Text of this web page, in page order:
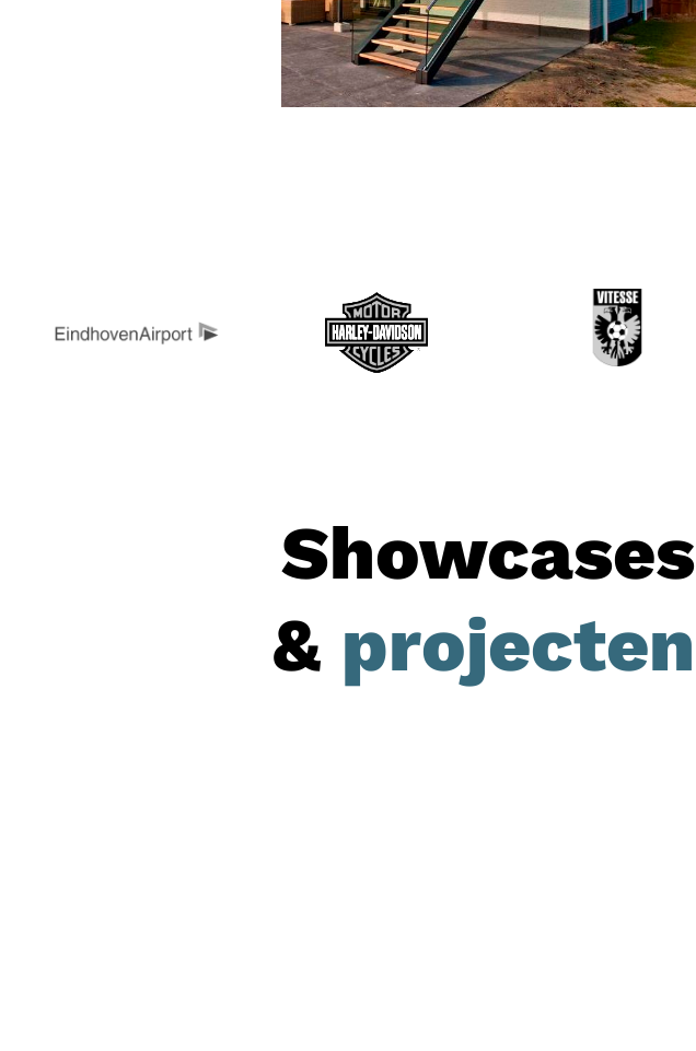
Showcases
& projecten